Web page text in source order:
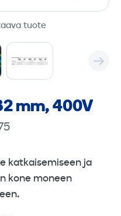
tuote
mm, 400V
katkaisemiseen ja
kone moneen